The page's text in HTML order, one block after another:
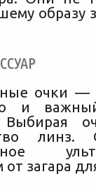
образу
очки —
и
загара